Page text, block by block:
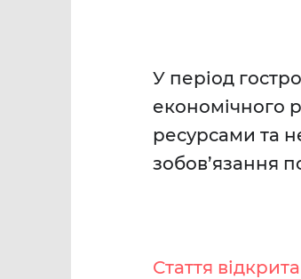
У період
економічного
ресурсами та
зобов’язання
Стаття